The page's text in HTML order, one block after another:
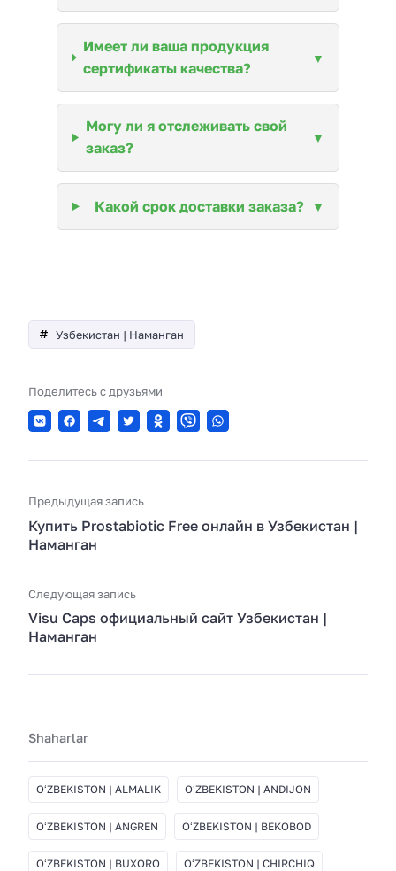
Имеет ли ваша продукция
сертификаты качества?
Могу ли я отслеживать свой
заказ?
Какой срок доставки заказа?
Узбекистан | Наманган
Поделитесь с друзьями
Предыдущая запись
Купить Prostabiotic Free онлайн в Узбекистан |
Наманган
Следующая запись
Visu Caps официальный сайт Узбекистан |
Наманган
Shaharlar
OʻZBEKISTON | ALMALIK OʻZBEKISTON | ANDIJON
OʻZBEKISTON | ANGREN OʻZBEKISTON | BEKOBOD
OʻZBEKISTON | BUXORO OʻZBEKISTON | CHIRCHIQ